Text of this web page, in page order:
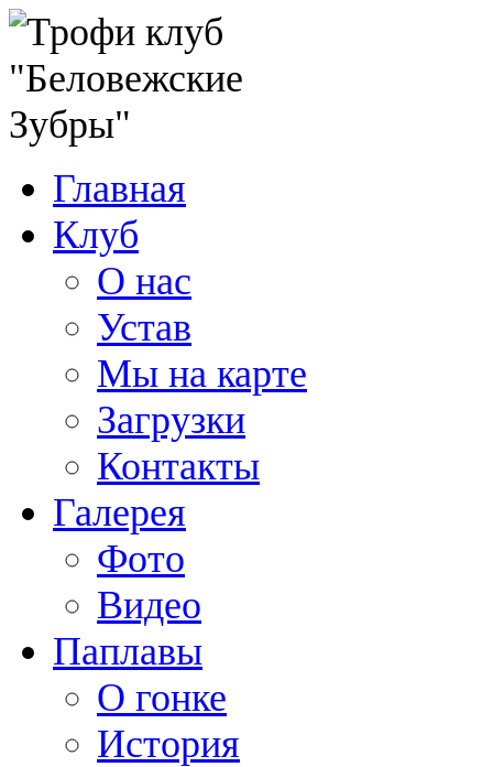
Главная
Клуб
О нас
Устав
Мы на карте
Загрузки
Контакты
Галерея
Фото
Видео
Паплавы
О гонке
История